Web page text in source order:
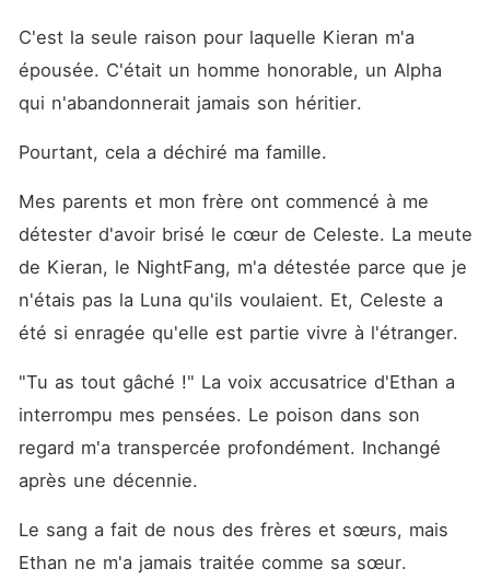
C'est la seule raison pour laquelle Kieran m'a
épousée. C'était un homme honorable, un Alpha
qui n'abandonnerait jamais son héritier.
Pourtant, cela a déchiré ma famille.
Mes parents et mon frère ont commencé à me
détester d'avoir brisé le cœur de Celeste. La meute
de Kieran, le NightFang, m'a détestée parce que je
n'étais pas la Luna qu'ils voulaient. Et, Celeste a
été si enragée qu'elle est partie vivre à l'étranger.
"Tu as tout gâché !" La voix accusatrice d'Ethan a
interrompu mes pensées. Le poison dans son
regard m'a transpercée profondément. Inchangé
après une décennie.
Le sang a fait de nous des frères et sœurs, mais
Ethan ne m'a jamais traitée comme sa sœur.